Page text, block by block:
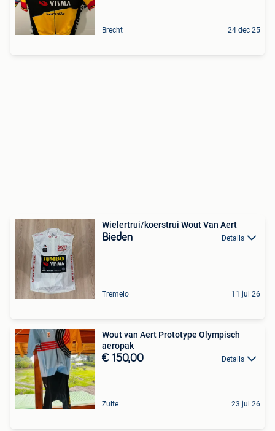
Brecht 24 dec 25
Wielertrui/koerstrui Wout Van Aert
Bieden Details
Tremelo 11 jul 26
Wout van Aert Prototype Olympisch
aeropak
€ 150,00 Details
Zulte 23 jul 26